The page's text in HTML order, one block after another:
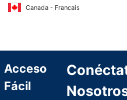
Canada - Francais
Acceso
Fácil